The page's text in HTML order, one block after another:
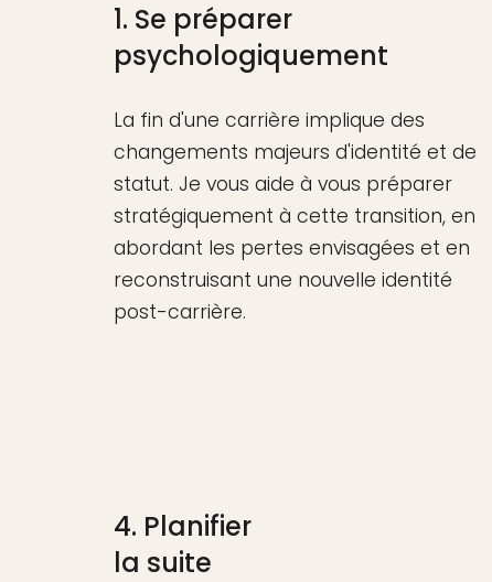
1. Se préparer
psychologiquement
La fin d'une carrière implique des
changements majeurs d'identité et de
statut. Je vous aide à vous préparer
stratégiquement à cette transition, en
abordant les pertes envisagées et en
reconstruisant une nouvelle identité
post-carrière.
4. Planifier
la suite